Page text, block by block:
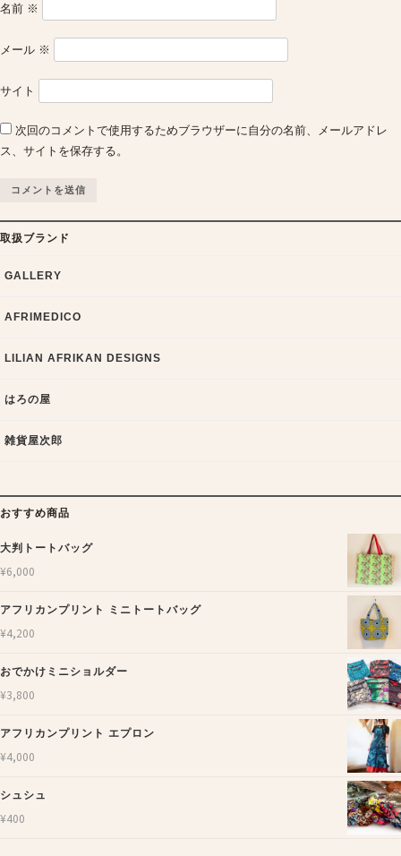
名前 ※
メール ※
サイト
次回のコメントで使用するためブラウザーに自分の名前、メールアドレ
ス、サイトを保存する。
取扱ブランド
GALLERY
AFRIMEDICO
LILIAN AFRIKAN DESIGNS
はろの屋
雑貨屋次郎
おすすめ商品
大判トートバッグ
¥6,000
アフリカンプリント ミニトートバッグ
¥4,200
おでかけミニショルダー
¥3,800
アフリカンプリント エプロン
¥4,000
シュシュ
¥400